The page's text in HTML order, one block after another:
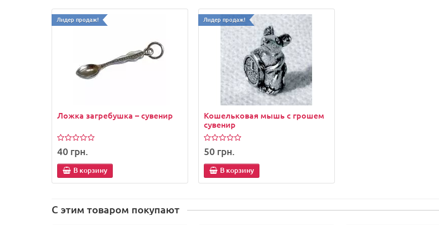
Лидер продаж!
Ложка загребушка – сувенир
40 грн.
В корзину
Лидер продаж!
Кошельковая мышь с грошем
сувенир
50 грн.
В корзину
С этим товаром покупают